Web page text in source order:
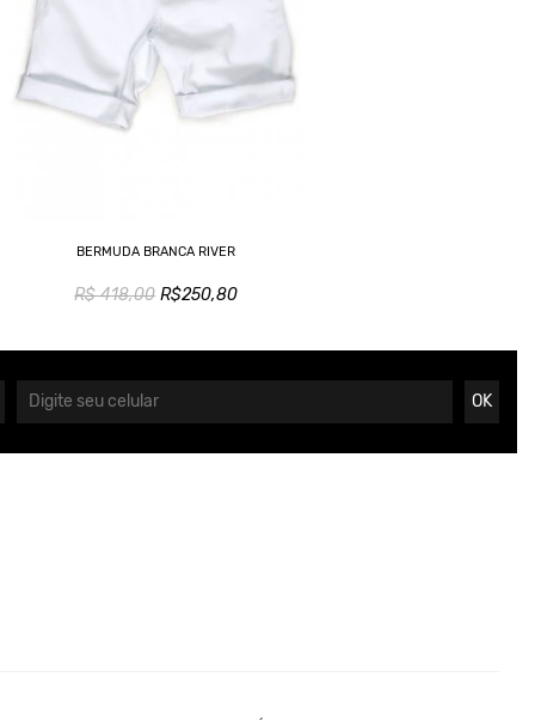
BERMUDA BRANCA RIVER
R$ 418,00 R$250,80
OK